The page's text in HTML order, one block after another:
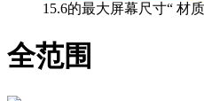
15.6的最大屏幕尺寸“ 材
全范围